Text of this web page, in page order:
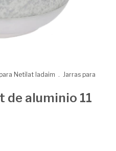
Netilat Iadaim . Jarras para
de aluminio 11